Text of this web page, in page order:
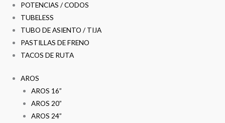
POTENCIAS / CODOS
TUBELESS
TUBO DE ASIENTO / TIJA
PASTILLAS DE FRENO
TACOS DE RUTA
AROS
AROS 16”
AROS 20”
AROS 24”